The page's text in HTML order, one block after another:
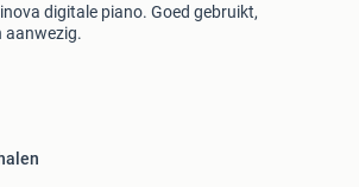
digitale piano. Goed gebruikt,
aanwezig.